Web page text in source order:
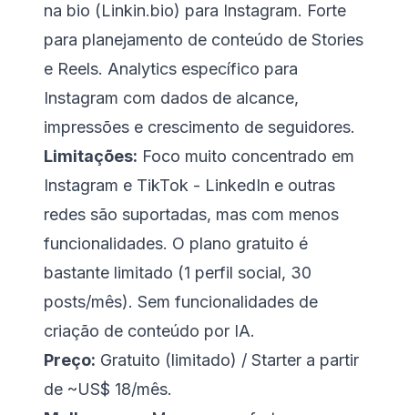
na bio (Linkin.bio) para Instagram. Forte
para planejamento de conteúdo de Stories
e Reels. Analytics específico para
Instagram com dados de alcance,
impressões e crescimento de seguidores.
Limitações: Foco muito concentrado em
Instagram e TikTok - LinkedIn e outras
redes são suportadas, mas com menos
funcionalidades. O plano gratuito é
bastante limitado (1 perfil social, 30
posts/mês). Sem funcionalidades de
criação de conteúdo por IA.
Preço: Gratuito (limitado) / Starter a partir
de ~US$ 18/mês.